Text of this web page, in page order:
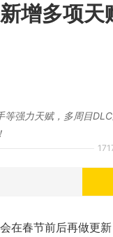
增多项天
等强力天赋，多周目
在春节前后再做更